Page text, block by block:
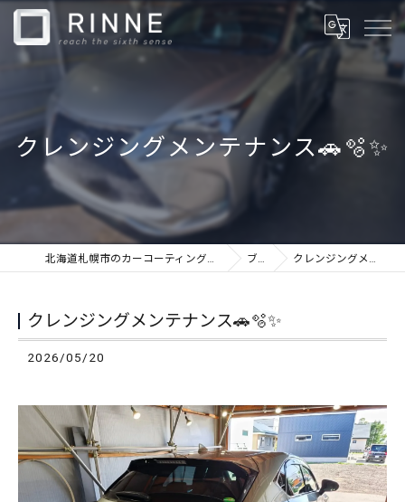
クレンジングメンテナンス🚗🫧✨
北海道札幌市のカーコーティングならカーケアショップRINNE ブログ クレンジングメンテナンス🚗🫧✨
クレンジングメンテナンス🚗🫧✨
2026/05/20